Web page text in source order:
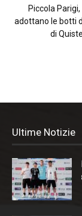
Piccola
adottano le botti
di
Ultime Notizie